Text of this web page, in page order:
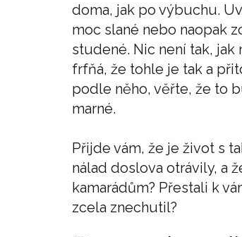
doma, jak po výbuchu.
moc slané nebo naopak
studené. Nic není tak, jak
frfňá, že tohle je tak a
podle něho, věřte, že to
marné.
Přijde vám, že je život s
nálad doslova otrávily, a
kamarádům? Přestali k
zcela znechutil?